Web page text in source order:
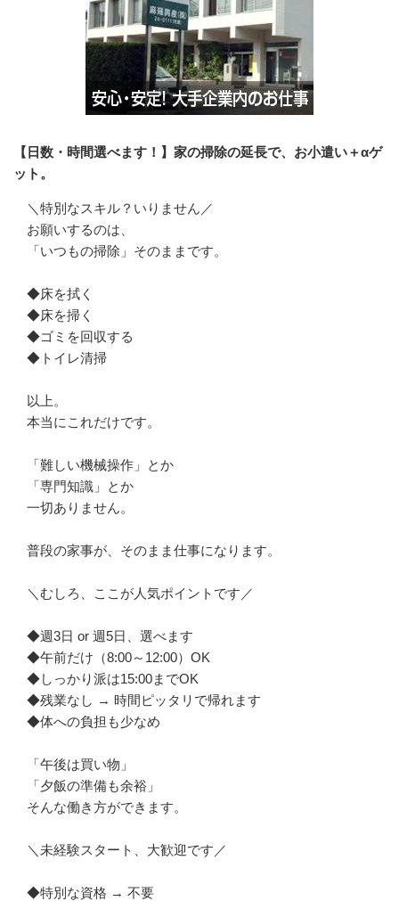
【日数・時間選べます！】家の掃除の延長で、お小遣い＋αゲ
ット。
＼特別なスキル？いりません／
お願いするのは、
「いつもの掃除」そのままです。
◆床を拭く
◆床を掃く
◆ゴミを回収する
◆トイレ清掃
以上。
本当にこれだけです。
「難しい機械操作」とか
「専門知識」とか
一切ありません。
普段の家事が、そのまま仕事になります。
＼むしろ、ここが人気ポイントです／
◆週3日 or 週5日、選べます
◆午前だけ（8:00～12:00）OK
◆しっかり派は15:00までOK
◆残業なし → 時間ピッタリで帰れます
◆体への負担も少なめ
「午後は買い物」
「夕飯の準備も余裕」
そんな働き方ができます。
＼未経験スタート、大歓迎です／
◆特別な資格 → 不要